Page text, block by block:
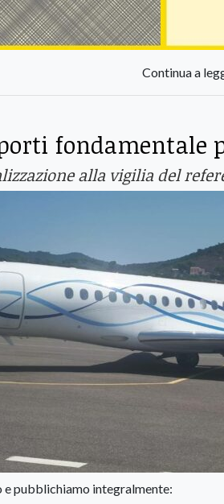
Continua a
fondamentale
alla vigilia del
e pubblichiamo integralmente: